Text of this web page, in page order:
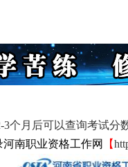
3个月后可以查询考试分
河南职业资格工作网 【